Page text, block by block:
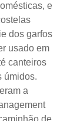
e
dos garfos
usado em
canteiros
úmidos.
a
de